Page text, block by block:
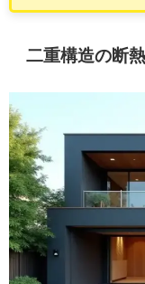
二重構造の断